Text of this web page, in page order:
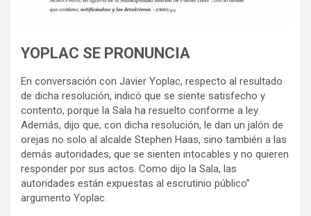
YOPLAC SE PRONUNCIA
En conversación con Javier Yoplac, respecto al resultado
de dicha resolución, indicó que se siente satisfecho y
contento, porque la Sala ha resuelto conforme a ley.
Además, dijo que, con dicha resolución, le dan un jalón de
orejas no solo al alcalde Stephen Haas, sino también a las
demás autoridades, que se sienten intocables y no quieren
responder por sus actos. Como dijo la Sala, las
autoridades están expuestas al escrutinio público”
argumento Yoplac.